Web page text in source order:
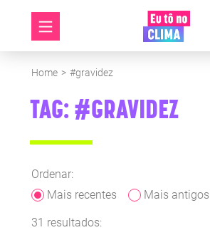
Home > #gravidez
TAG: #GRAVIDEZ
31 resultados:
Ordenar:
Mais recentes
Mais antigos